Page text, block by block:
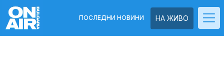
НА ЖИВО
ПОСЛЕДНИ НОВИНИ